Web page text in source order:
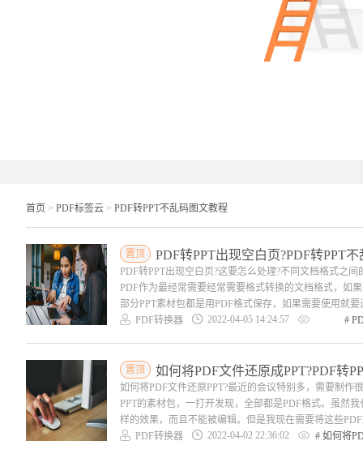
首页 > PDF标签云 > PDF转PPT不乱码图文教程
置顶 PDF转PPT出现空白页?PDF转PPT
PDF转PPT出现空白页?这要怎么处理?不同文档格式之
PDF作为最经常需要经常需要格式转换的文档格式，如
部分PPT素材包都是用PDF格式保存，如果需要使用就
PDF转换器
2022-04-05 14:24:57 #
置顶 如何将PDF文件还原成PPT?PDF转
如何将PDF文件还原PPT?最近的会议特别多，需要制作
PPT的素材包，一打开发现，全部都是PDF格式。虽然
样的效果，而且不能被编辑。但是我现在需要将这些
PDF转换器
2022-04-02 22:36:02 # 如何将